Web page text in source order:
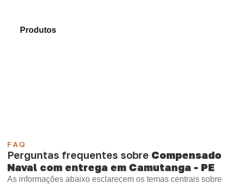
Produtose identifique o material mais indicado para
FAQ
Perguntas frequentes sobre Compensado
Naval com entrega em Camutanga - PE
As informações abaixo esclarecem os temas centrais sobre